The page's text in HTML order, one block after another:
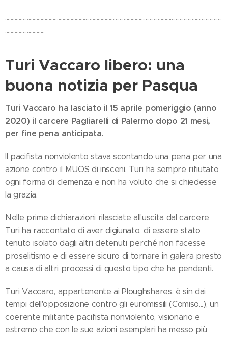
...............................................................................................................................................................
.............................
Turi Vaccaro libero: una
buona notizia per Pasqua
Turi Vaccaro ha lasciato il 15 aprile pomeriggio (anno
2020) il carcere Pagliarelli di Palermo dopo 21 mesi,
per fine pena anticipata.
Il pacifista nonviolento stava scontando una pena per una
azione contro il MUOS di insceni. Turi ha sempre rifiutato
ogni forma di clemenza e non ha voluto che si chiedesse
la grazia.
Nelle prime dichiarazioni rilasciate all'uscita dal carcere
Turi ha raccontato di aver digiunato, di essere stato
tenuto isolato dagli altri detenuti perché non facesse
proselitismo e di essere sicuro di tornare in galera presto
a causa di altri processi di questo tipo che ha pendenti.
Turi Vaccaro, appartenente ai Ploughshares, è sin dai
tempi dell'opposizione contro gli euromissili (Comiso...), un
coerente militante pacifista nonviolento, visionario e
estremo che con le sue azioni esemplari ha messo più